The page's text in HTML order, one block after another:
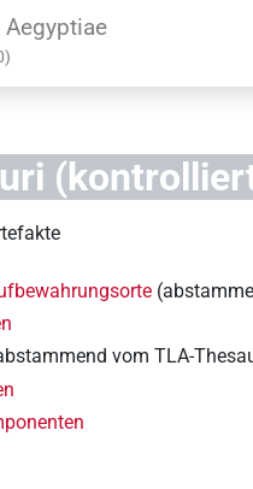
Aegyptiae
)
vom TLA-